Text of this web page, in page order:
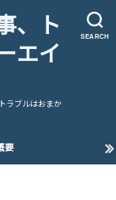
SEARCH
、ト
エイ
ラブルはおまか
要